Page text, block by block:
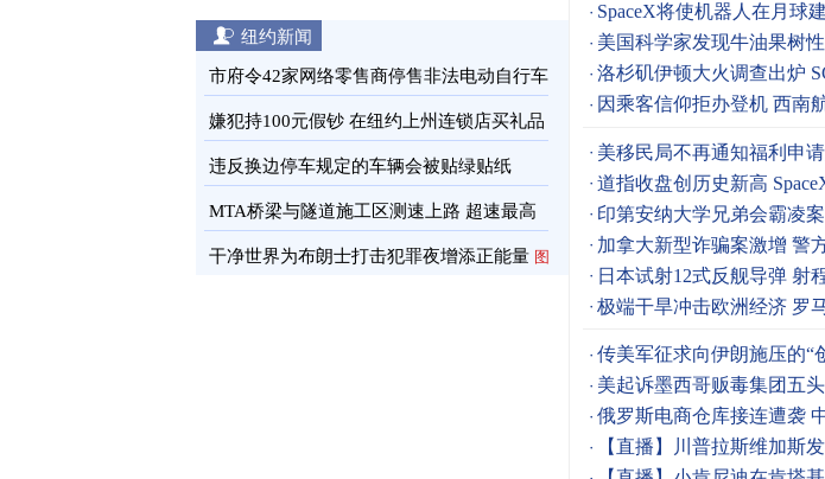
纽约新闻
市府令42家网络零售商停售非法电动自行车
图
嫌犯持100元假钞 在纽约上州连锁店买礼品
卡 图
违反换边停车规定的车辆会被贴绿贴纸
MTA桥梁与隧道施工区测速上路 超速最高
罚100元 图
干净世界为布朗士打击犯罪夜增添正能量 图
SpaceX将使机器人在月球
美国科学家发现牛油果树
洛杉矶伊顿大火调查出炉
因乘客信仰拒办登机 西南
美移民局不再通知福利申
道指收盘创历史新高
印第安纳大学兄弟会霸凌
加拿大新型诈骗案激增 警
日本试射12式反舰导弹 射
极端干旱冲击欧洲经济 罗
传美军征求向伊朗施压的“
美起诉墨西哥贩毒集团五
俄罗斯电商仓库接连遭袭
【直播】川普拉斯维加斯